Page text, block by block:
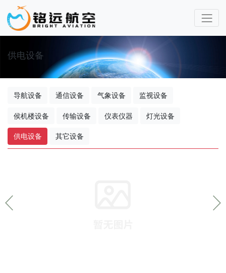
供电设备
导航设备 通信设备 气象设备 监视设备
侯机楼设备 传输设备 仪表仪器 灯光设备
供电设备 其它设备